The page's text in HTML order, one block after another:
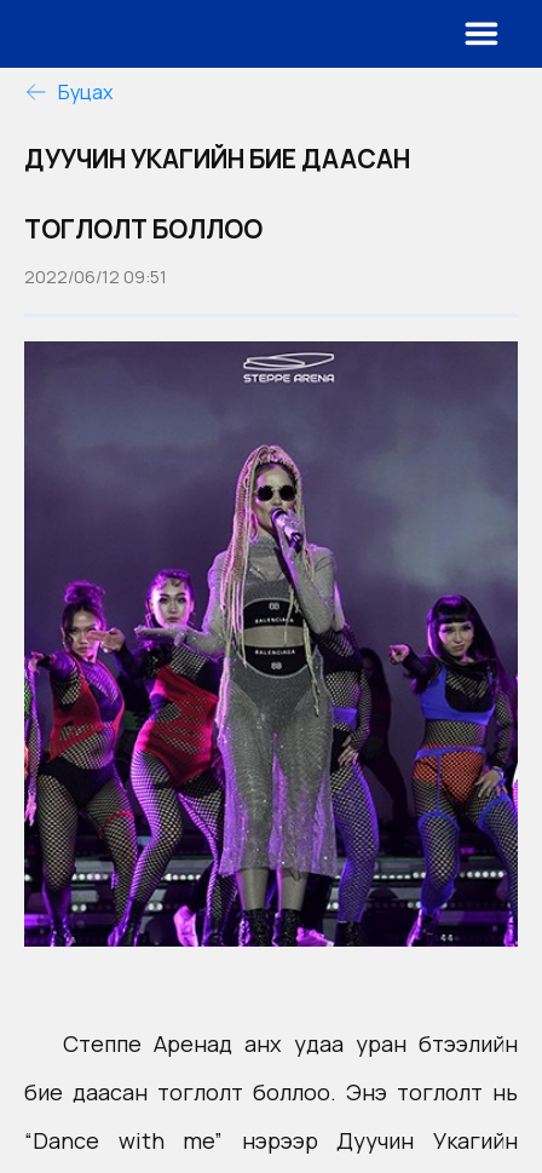
Буцах
ДУУЧИН УКАГИЙН БИЕ ДААСАН
ТОГЛОЛТ БОЛЛОО
2022/06/12 09:51
Степпе Аренад анх удаа уран бүтээлийн
бие даасан тоглолт боллоо. Энэ тоглолт нь
“Dance with me” нэрээр Дуучин Укагийн